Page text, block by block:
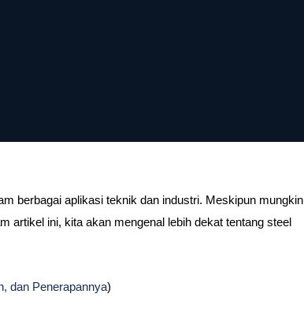
berbagai aplikasi teknik dan industri. Meskipun mungkin
artikel ini, kita akan mengenal lebih dekat tentang steel
dan Penerapannya)